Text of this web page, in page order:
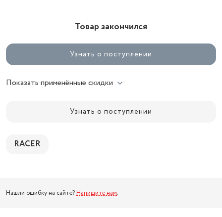
Товар закончился
Узнать о поступлении
Показать применённые скидки
Узнать о поступлении
RACER
Нашли ошибку на сайте? Напишите нам.